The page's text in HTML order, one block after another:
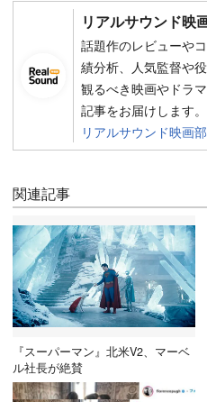
リアルサウンド映
話題作のレビューや
績分析、人気監督や
観るべき映画やドラ
記事をお届けします。
リアルサウンド映画
関連記事
『スーパーマン』北米V2、マーベ
ル社長が絶賛